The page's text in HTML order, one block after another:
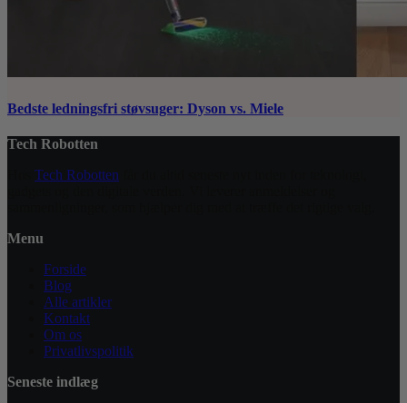
Bedste ledningsfri støvsuger: Dyson vs. Miele
Tech Robotten
Tech Robotten
Menu
Forside
Blog
Alle artikler
Kontakt
Om os
Privatlivspolitik
Seneste indlæg